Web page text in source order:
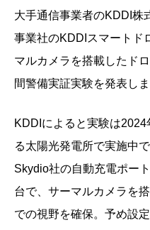
大手通信事業者のKDDI株
事業社のKDDIスマートド
マルカメラを搭載したド
間警備実証実験を発表しま
KDDIによると実験は
る太陽光発電所で実施中
Skydio社の自動充電ポー
台で、サーマルカメラを
での視野を確保。予め設